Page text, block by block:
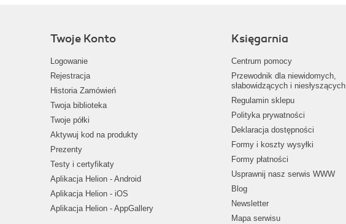
Twoje Konto
Logowanie
Rejestracja
Historia Zamówień
Twoja biblioteka
Twoje półki
Aktywuj kod na produkty
Prezenty
Testy i certyfikaty
Aplikacja Helion - Android
Aplikacja Helion - iOS
Aplikacja Helion - AppGallery
Księgarnia
Centrum pomocy
Przewodnik dla niewidomych,
słabowidzących i niesłyszących
Regulamin sklepu
Polityka prywatności
Deklaracja dostępności
Formy i koszty wysyłki
Formy płatności
Usprawnij nasz serwis WWW
Blog
Newsletter
Mapa serwisu